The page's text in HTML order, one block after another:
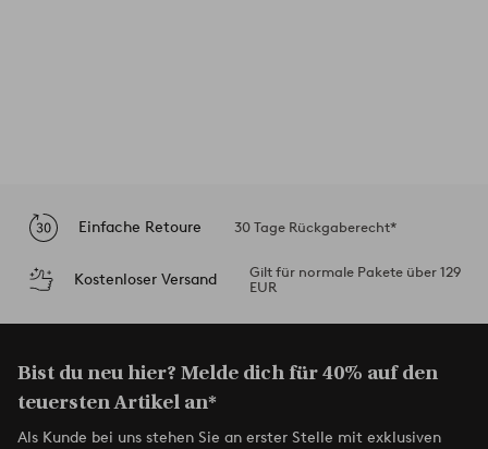
Einfache Retoure 30 Tage Rückgaberecht*
Kostenloser Versand
Gilt für normale Pakete über 129
EUR
Bist du neu hier? Melde dich für 40% auf den
teuersten Artikel an*
Als Kunde bei uns stehen Sie an erster Stelle mit exklusiven